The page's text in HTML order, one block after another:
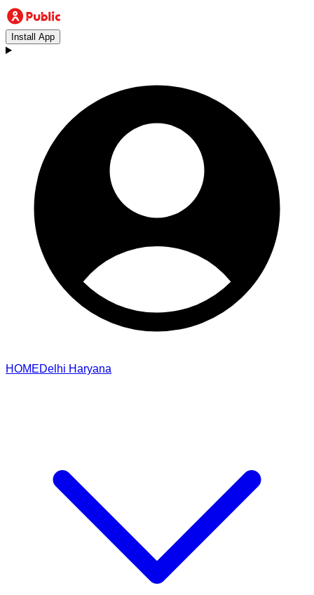
Install App
HOMEDelhi Haryana